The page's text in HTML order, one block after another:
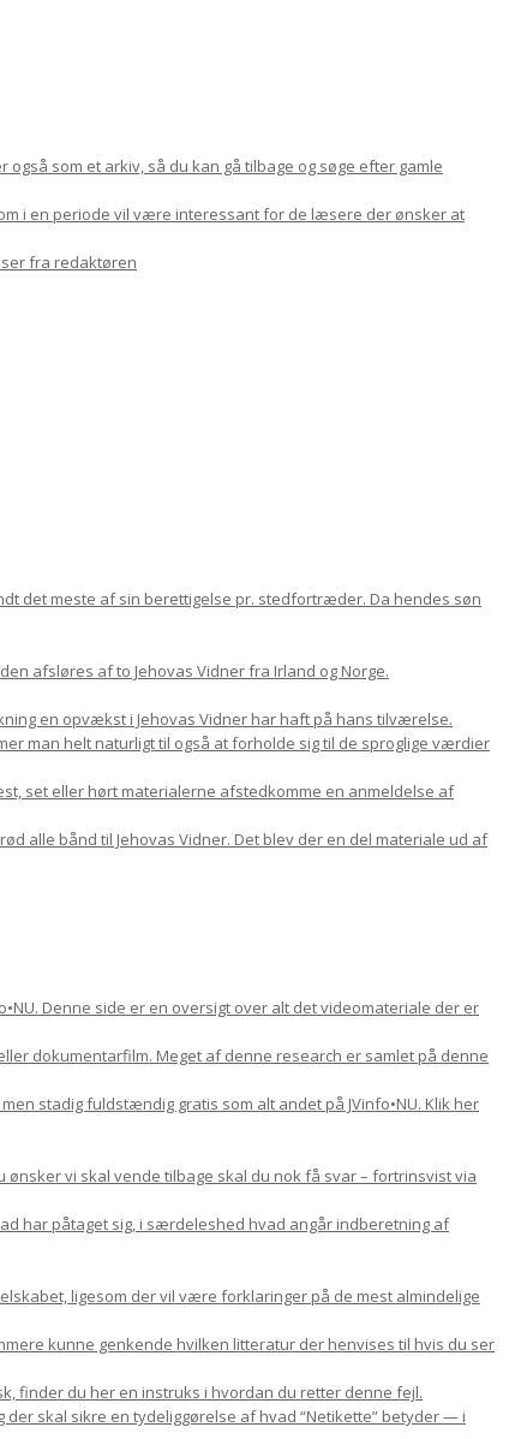
som et arkiv, så du kan gå tilbage og søge efter gamle
i en periode vil være interessant for de læsere der ønsker at
fra redaktøren
det meste af sin berettigelse pr. stedfortræder. Da hendes søn
afsløres af to Jehovas Vidner fra Irland og Norge.
en opvækst i Jehovas Vidner har haft på hans tilværelse.
man helt naturligt til også at forholde sig til de sproglige værdier
set eller hørt materialerne afstedkomme en anmeldelse af
alle bånd til Jehovas Vidner. Det blev der en del materiale ud af
Denne side er en oversigt over alt det videomateriale der er
dokumentarfilm. Meget af denne research er samlet på denne
stadig fuldstændig gratis som alt andet på JVinfo•NU. Klik her
vi skal vende tilbage skal du nok få svar – fortrinsvist via
har påtaget sig, i særdeleshed hvad angår indberetning af
ligesom der vil være forklaringer på de mest almindelige
kunne genkende hvilken litteratur der henvises til hvis du ser
finder du her en instruks i hvordan du retter denne fejl.
skal sikre en tydeliggørelse af hvad “Netikette” betyder — i